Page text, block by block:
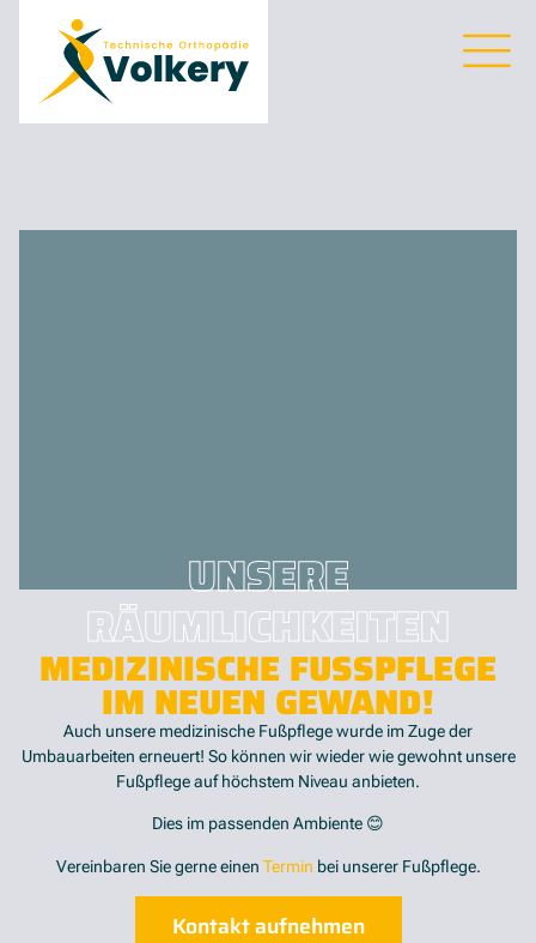
UNSERE
RÄUMLICHKEITEN
MEDIZINISCHE FUSSPFLEGE I
M NEUEN GEWAND!
Auch unsere medizinische Fußpflege wurde im Zuge der
Umbauarbeiten erneuert! So können wir wieder wie gewohnt unsere
Fußpflege auf höchstem Niveau anbieten.
Dies im passenden Ambiente 😊
Vereinbaren Sie gerne einen Termin bei unserer Fußpflege.
Kontakt aufnehmen